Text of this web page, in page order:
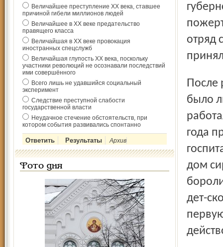
Величайшее преступление ХХ века, ставшее
причиной гибели миллионов людей
Величайшее в ХХ веке предательство
правящего класса
Величайшая в ХХ веке провокация
иностранных спецслужб
Величайшая глупость ХХ века, поскольку
участники революций не осознавали последствий
ими совершённого
Всего лишь не удавшийся социальный
эксперимент
Следствие преступной слабости
государственной власти
Неудачное стечение обстоятельств, при
котором события развивались спонтанно
Архив
Фото дня
отряд
После революции 1917 года общество Красного Креста не
было
года
дом
дет-